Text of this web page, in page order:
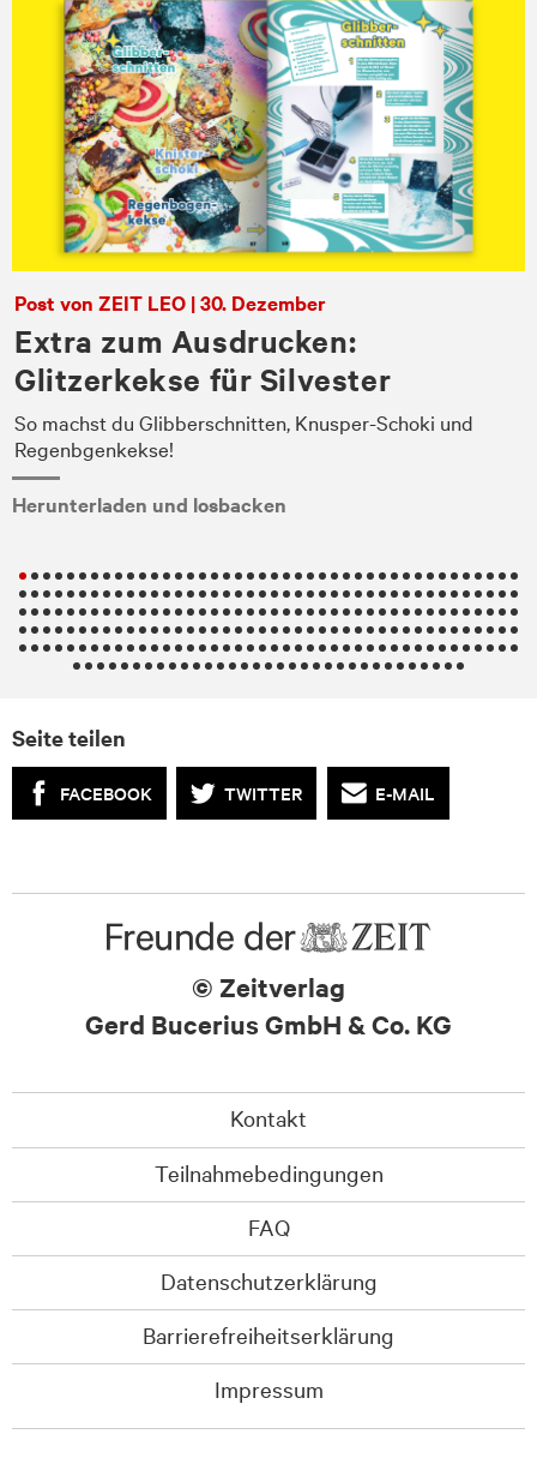
Post von ZEIT LEO | 30. Dezember
Extra zum Ausdrucken:
Glitzerkekse für Silvester
So machst du Glibberschnitten, Knusper-Schoki und
Regenbgenkekse!
Herunterladen und losbacken
Seite teilen
FACEBOOK TWITTER E-MAIL
© Zeitverlag
Gerd Bucerius GmbH & Co. KG
Kontakt
Teilnahmebedingungen
FAQ
Datenschutzerklärung
Barrierefreiheitserklärung
Impressum